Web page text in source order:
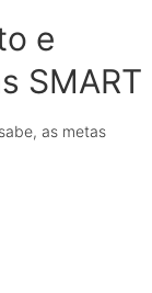
e
SMART
sabe, as metas